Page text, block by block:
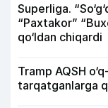
Superliga.
“Paxtakor”
qo‘ldan chiqardi
Tramp AQSH
tarqatganlarga